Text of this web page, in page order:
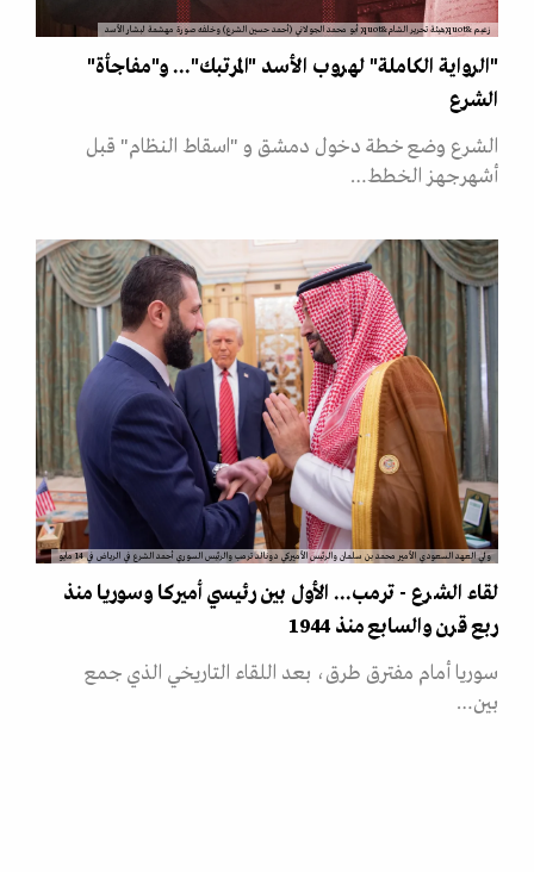
زعيم &quot;هيئة تحرير الشام&quot; أبو محمد الجولاني (أحمد حسين الشرع) وخلفه صورة مهشمة لبشار الأسد
"الرواية الكاملة" لهروب الأسد "المرتبك"... و"مفاجأة"
الشرع
الشرع وضع خطة دخول دمشق و "اسقاط النظام" قبل
أشهرجهز الخطط…
ولي العهد السعودي الأمير محمد بن سلمان والرئيس الأميركي دونالد ترمب والرئيس السوري أحمد الشرع في الرياض في 14 مايو
لقاء الشرع - ترمب... الأول بين رئيسي أميركا وسوريا منذ
ربع قرن والسابع منذ 1944
سوريا أمام مفترق طرق، بعد اللقاء التاريخي الذي جمع
بين…